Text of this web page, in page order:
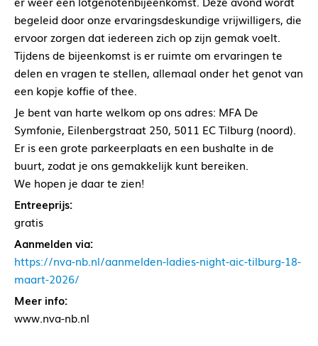
begeleid door onze ervaringsdeskundige vrijwilligers, die
ervoor zorgen dat iedereen zich op zijn gemak voelt.
Tijdens de bijeenkomst is er ruimte om ervaringen te
delen en vragen te stellen, allemaal onder het genot van
een kopje koffie of thee.
Je bent van harte welkom op ons adres: MFA De
Symfonie, Eilenbergstraat 250, 5011 EC Tilburg (noord).
Er is een grote parkeerplaats en een bushalte in de
buurt, zodat je ons gemakkelijk kunt bereiken.
We hopen je daar te zien!
Entreeprijs:
gratis
Aanmelden via:
https://nva-nb.nl/aanmelden-ladies-night-aic-tilburg-18-
maart-2026/
Meer info:
www.nva-nb.nl